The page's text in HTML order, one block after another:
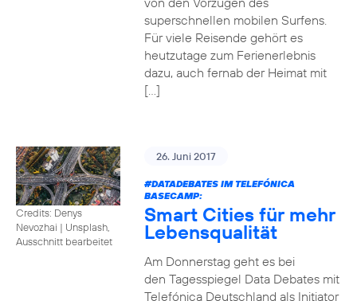
superschnellen mobilen Surfens.
Für viele Reisende gehört es
heutzutage zum Ferienerlebnis
dazu, auch fernab der Heimat mit
[…]
Credits: Denys
Nevozhai | Unsplash,
Ausschnitt bearbeitet
26. Juni 2017
#DATADEBATESIM TELEFÓNICA
BASECAMP:
Smart Cities für mehr
Lebensqualität
Am Donnerstag geht es bei
den Tagesspiegel Data Debates mit
Telefónica Deutschland als Initiator